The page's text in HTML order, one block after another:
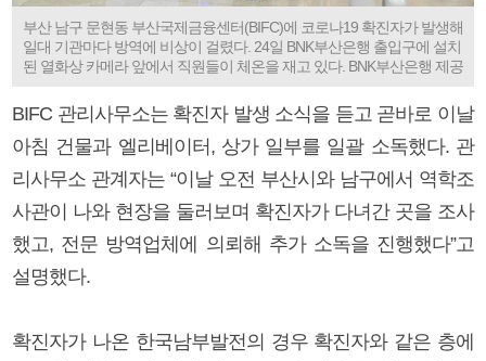
부산 남구 문현동 부산국제금융센터(BIFC)에 코로나19 확진자가 발생해
일대 기관마다 방역에 비상이 걸렸다. 24일 BNK부산은행 출입구에 설치
된 열화상 카메라 앞에서 직원들이 체온을 재고 있다. BNK부산은행 제공
BIFC 관리사무소는 확진자 발생 소식을 듣고 곧바로 이날
아침 건물과 엘리베이터, 상가 일부를 일괄 소독했다. 관
리사무소 관계자는 “이날 오전 부산시와 남구에서 역학조
사관이 나와 현장을 둘러보며 확진자가 다녀간 곳을 조사
했고, 전문 방역업체에 의뢰해 추가 소독을 진행했다”고
설명했다.
확진자가 나온 한국남부발전의 경우 확진자와 같은 층에